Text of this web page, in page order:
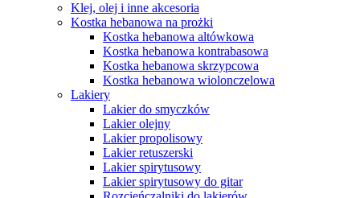
Klej, olej i inne akcesoria
Kostka hebanowa na prożki
Kostka hebanowa altówkowa
Kostka hebanowa kontrabasowa
Kostka hebanowa skrzypcowa
Kostka hebanowa wiolonczelowa
Lakiery
Lakier do smyczków
Lakier olejny
Lakier propolisowy
Lakier retuszerski
Lakier spirytusowy
Lakier spirytusowy do gitar